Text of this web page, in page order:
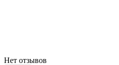
Нет отзывов